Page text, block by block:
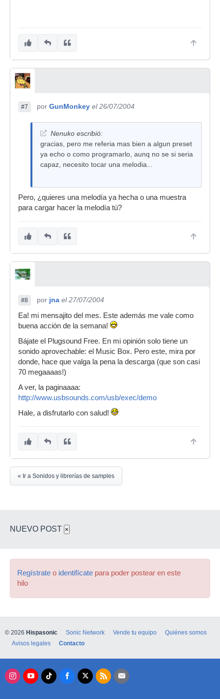
#7 por GunMonkey el 26/07/2004
Nenuko escribió:
gracias, pero me referia mas bien a algun preset
ya echo o como programarlo, aunq no se si seria
capaz, necesito tocar una melodia...
Pero, ¿quieres una melodía ya hecha o una muestra
para cargar hacer la melodía tú?
#8 por jna el 27/07/2004
Ea! mi mensajito del mes. Este además me vale como
buena acción de la semana!
Bájate el Plugsound Free. En mi opinión solo tiene un
sonido aprovechable: el Music Box. Pero este, mira por
donde, hace que valga la pena la descarga (que son casi
70 megaaaas!)
A ver, la paginaaaa:
http://www.usbsounds.com/usb/exec/demo
Hale, a disfrutarlo con salud!
« Ir a Sonidos y librerías de samples
NUEVO POST ×
Regístrate o identifícate para poder postear en este
hilo
© 2026 Hispasonic Sonic Network Vende tu equipo
Quiénes somos
Avisos legales
Contacto